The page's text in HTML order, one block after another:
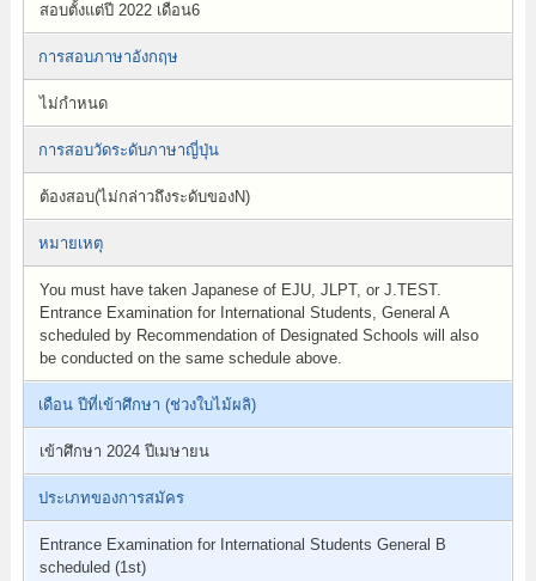
สอบตั้งแต่ปี 2022 เดือน6
การสอบภาษาอังกฤษ
ไม่กำหนด
การสอบวัดระดับภาษาญี่ปุ่น
ต้องสอบ(ไม่กล่าวถึงระดับของN)
หมายเหตุ
You must have taken Japanese of EJU, JLPT, or J.TEST.
Entrance Examination for International Students, General A
scheduled by Recommendation of Designated Schools will also
be conducted on the same schedule above.
เดือน ปีที่เข้าศึกษา (ช่วงใบไม้ผลิ)
เข้าศึกษา 2024 ปีเมษายน
ประเภทของการสมัคร
Entrance Examination for International Students General B
scheduled (1st)